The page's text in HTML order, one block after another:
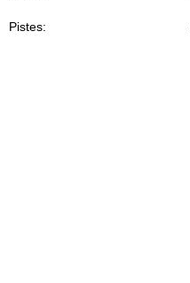
Pistes: